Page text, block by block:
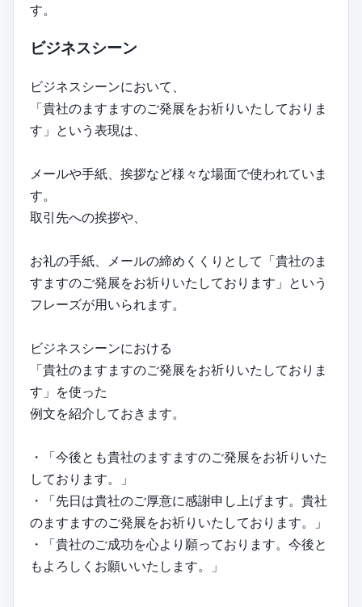
す。
ビジネスシーン
ビジネスシーンにおいて、
「貴社のますますのご発展をお祈りいたしておりま
す」という表現は、
メールや手紙、挨拶など様々な場面で使われていま
す。
取引先への挨拶や、
お礼の手紙、メールの締めくくりとして「貴社のま
すますのご発展をお祈りいたしております」という
フレーズが用いられます。
ビジネスシーンにおける
「貴社のますますのご発展をお祈りいたしておりま
す」を使った
例文を紹介しておきます。
・「今後とも貴社のますますのご発展をお祈りいた
しております。」
・「先日は貴社のご厚意に感謝申し上げます。貴社
のますますのご発展をお祈りいたしております。」
・「貴社のご成功を心より願っております。今後と
もよろしくお願いいたします。」